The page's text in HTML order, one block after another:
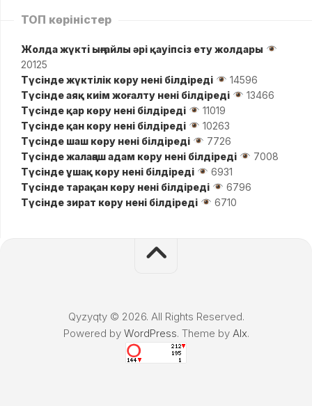
ТОП көріністер
Жолда жүктi ыңғайлы әрі қауіпсіз ету жолдары
20125
Түсінде жүктілік көру нені білдіреді
14596
Түсінде аяқ киім жоғалту нені білдіреді
13466
Түсінде қар көру нені білдіреді
11019
Түсінде қан көру нені білдіреді
10263
Түсінде шаш көру нені білдіреді
7726
Түсінде жалаңаш адам көру нені білдіреді
7008
Түсінде ұшақ көру нені білдіреді
6931
Түсінде тарақан көру нені білдіреді
6796
Түсінде зират көру нені білдіреді
6710
Qyzyqty © 2026. All Rights Reserved.
Powered by WordPress. Theme by Alx.